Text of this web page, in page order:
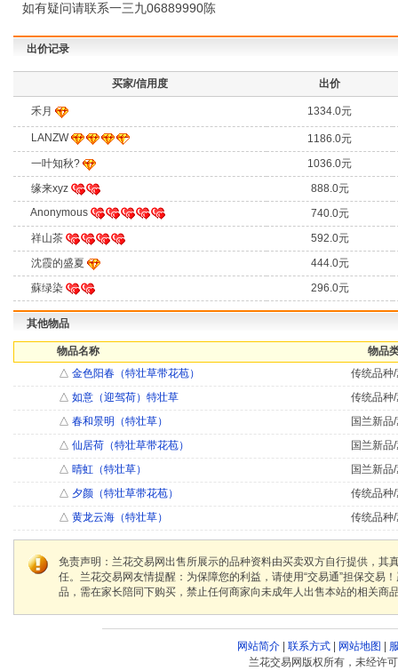
如有疑问请联系一三九06889990陈
出价记录
买家/信用度 出价
禾月 1334.0元
LANZW
1186.0元
一叶知秋?
1036.0元
缘来xyz
888.0元
Anonymous
740.0元
祥山茶
592.0元
沈霞的盛夏
444.0元
蘇绿染
296.0元
其他物品
物品名称
物品
△ 金色阳春（特壮草带花苞）
传统品种
△ 如意（迎驾荷）特壮草
传统品种
△ 春和景明（特壮草）
国兰新品
△ 仙居荷（特壮草带花苞）
国兰新品
△ 晴虹（特壮草）
国兰新品
△ 夕颜（特壮草带花苞）
传统品种
△ 黄龙云海（特壮草） 传统品种
免责声明：兰花交易网出售所展示的品种资料由买卖双方自行提供，
任。兰花交易网友情提醒：为保障您的利益，请使用“交易通”担保交
品，需在家长陪同下购买，禁止任何商家向未成年人出售本站的相关商
网站简介| 联系方式| 网站地图
兰花交易网版权所有，未经许